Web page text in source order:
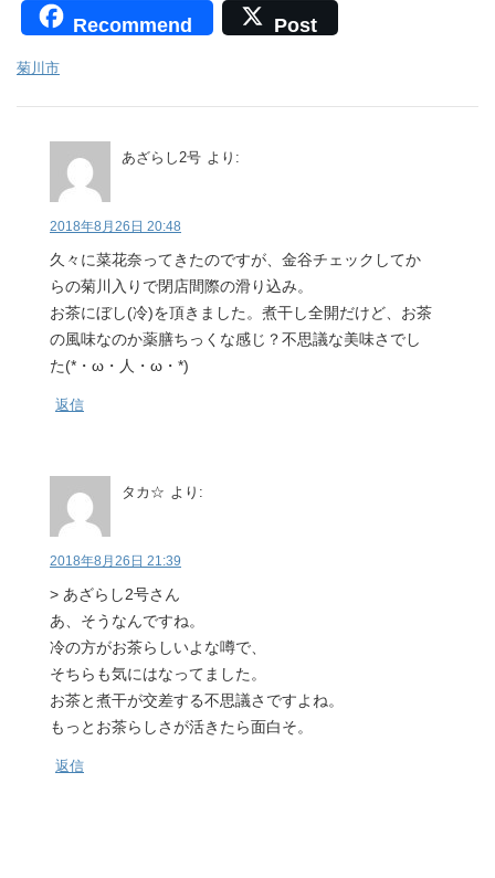
Recommend Post
菊川市
あざらし2号 より:
2018年8月26日 20:48
久々に菜花奈ってきたのですが、金谷チェックしてか
らの菊川入りで閉店間際の滑り込み。
お茶にぼし(冷)を頂きました。煮干し全開だけど、お茶
の風味なのか薬膳ちっくな感じ？不思議な美味さでし
た(*・ω・人・ω・*)
返信
タカ☆ より:
2018年8月26日 21:39
> あざらし2号さん
あ、そうなんですね。
冷の方がお茶らしいよな噂で、
そちらも気にはなってました。
お茶と煮干が交差する不思議さですよね。
もっとお茶らしさが活きたら面白そ。
返信